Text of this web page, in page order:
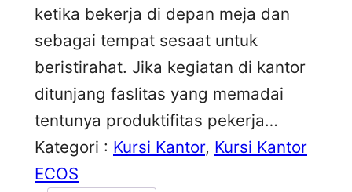
ketika bekerja di depan meja dan
sebagai tempat sesaat untuk
beristirahat. Jika kegiatan di kantor
ditunjang faslitas yang memadai
tentunya produktifitas pekerja…
Kategori : Kursi Kantor, Kursi Kantor
ECOS